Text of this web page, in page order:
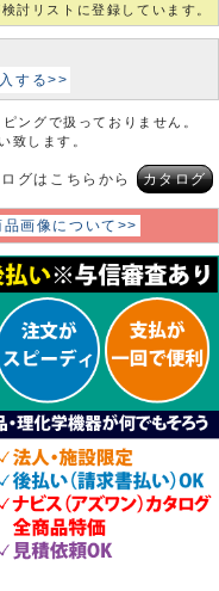
討リストに登録しています。
する>>
ングで扱っておりません。
致します。
グはこちらから カタログ
品画像について>>